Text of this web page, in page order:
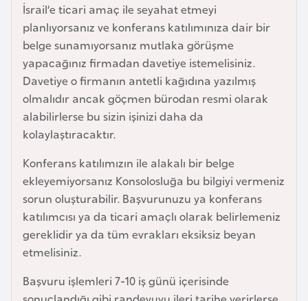
İsrail’e ticari amaç ile seyahat etmeyi
planlıyorsanız ve konferans katılımınıza dair bir
belge sunamıyorsanız mutlaka görüşme
yapacağınız firmadan davetiye istemelisiniz.
Davetiye o firmanın antetli kağıdına yazılmış
olmalıdır ancak göçmen bürodan resmi olarak
alabilirlerse bu sizin işinizi daha da
kolaylaştıracaktır.
Konferans katılımızın ile alakalı bir belge
ekleyemiyorsanız Konsolosluğa bu bilgiyi vermeniz
sorun oluşturabilir. Başvurunuzu ya konferans
katılımcısı ya da ticari amaçlı olarak belirlemeniz
gereklidir ya da tüm evrakları eksiksiz beyan
etmelisiniz.
Başvuru işlemleri 7-10 iş günü içerisinde
a
r
u
s
B
e
l
ç
i
k
a
B
n